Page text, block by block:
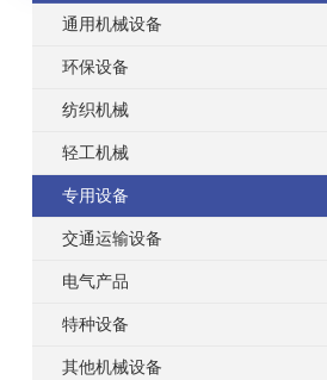
通用机械设备
环保设备
纺织机械
轻工机械
专用设备
交通运输设备
电气产品
特种设备
其他机械设备